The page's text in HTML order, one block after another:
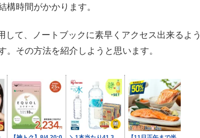
構時間がかかります。
て、ノートブックに素早くアクセス出来るよう
その方法を紹介しようと思います。